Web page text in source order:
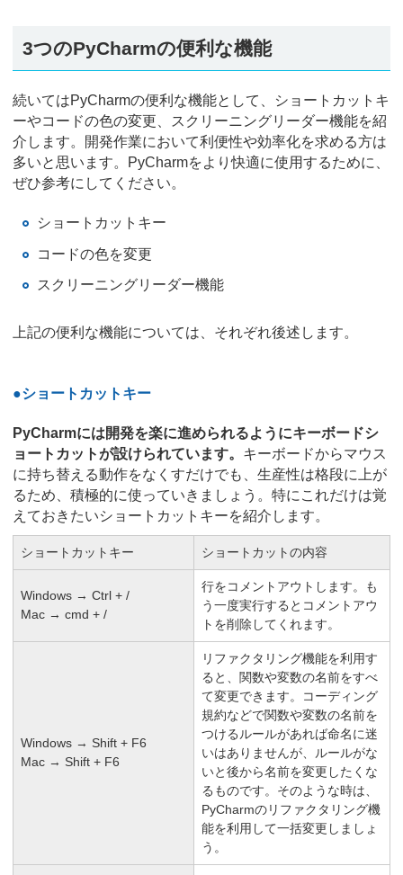
3つのPyCharmの便利な機能
続いてはPyCharmの便利な機能として、ショートカットキ
ーやコードの色の変更、スクリーニングリーダー機能を紹
介します。開発作業において利便性や効率化を求める方は
多いと思います。PyCharmをより快適に使用するために、
ぜひ参考にしてください。
ショートカットキー
コードの色を変更
スクリーニングリーダー機能
上記の便利な機能については、それぞれ後述します。
●ショートカットキー
PyCharmには開発を楽に進められるようにキーボードシ
ョートカットが設けられています。 キーボードからマウス
に持ち替える動作をなくすだけでも、生産性は格段に上が
るため、積極的に使っていきましょう。特にこれだけは覚
えておきたいショートカットキーを紹介します。
ショートカットキー ショートカットの内容
Windows → Ctrl + /
Mac → cmd + /
行をコメントアウトします。も
う一度実行するとコメントアウ
トを削除してくれます。
Windows → Shift + F6
Mac → Shift + F6
リファクタリング機能を利用す
ると、関数や変数の名前をすべ
て変更できます。コーディング
規約などで関数や変数の名前を
つけるルールがあれば命名に迷
いはありませんが、ルールがな
いと後から名前を変更したくな
るものです。そのような時は、
PyCharmのリファクタリング機
能を利用して一括変更しましょ
う。